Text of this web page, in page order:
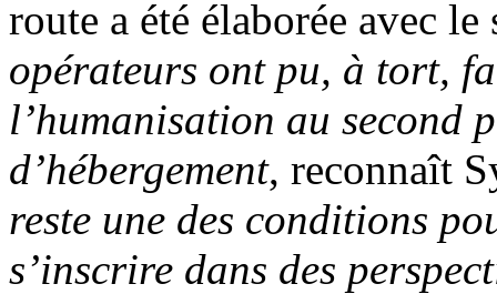
route a été élaborée avec
opérateurs ont pu, à tort,
l’humanisation au second
d’hébergement, reconnaît
reste une des conditions
s’inscrire dans des